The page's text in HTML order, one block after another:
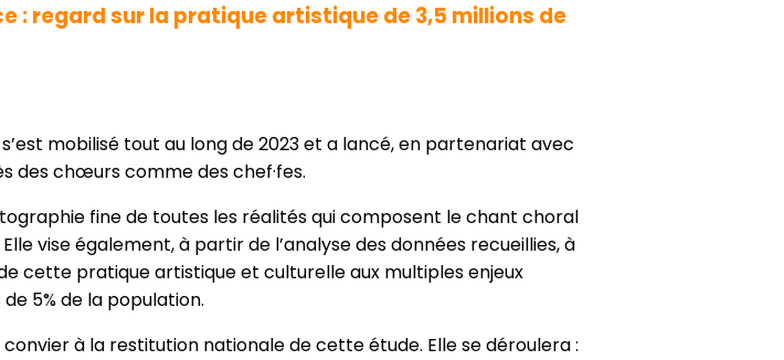
: regard sur la pratique artistique de 3,5 millions de
mobilisé tout au long de 2023 et a lancé, en partenariat avec
des chœurs comme des chef·fes.
fine de toutes les réalités qui composent le chant choral
vise également, à partir de l’analyse des données recueillies, à
cette pratique artistique et culturelle aux multiples enjeux
5% de la population.
à la restitution nationale de cette étude. Elle se déroulera :